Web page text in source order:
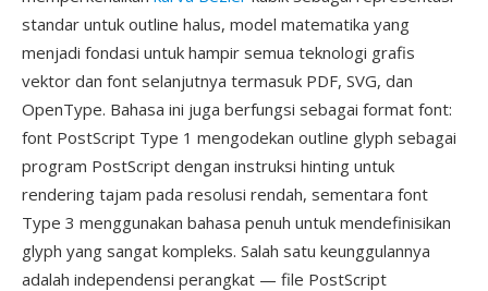
standar untuk outline halus, model matematika yang
menjadi fondasi untuk hampir semua teknologi grafis
vektor dan font selanjutnya termasuk PDF, SVG, dan
OpenType. Bahasa ini juga berfungsi sebagai format font:
font PostScript Type 1 mengodekan outline glyph sebagai
program PostScript dengan instruksi hinting untuk
rendering tajam pada resolusi rendah, sementara font
Type 3 menggunakan bahasa penuh untuk mendefinisikan
glyph yang sangat kompleks. Salah satu keunggulannya
adalah independensi perangkat — file PostScript